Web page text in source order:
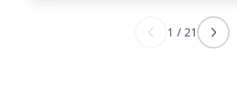
1 / 21